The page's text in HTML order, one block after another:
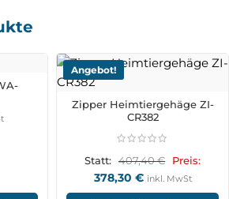
Angebot!
Zipper Heimtiergehäge ZI-
CR382
Statt: 407,40€ Preis:
378,30 € inkl. MwSt